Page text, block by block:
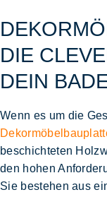
DIE
DEIN
Wenn es um die
beschichteten
den hohen
Sie bestehen aus